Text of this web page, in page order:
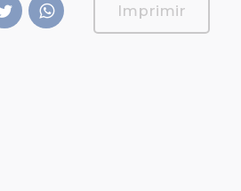
Imprimir